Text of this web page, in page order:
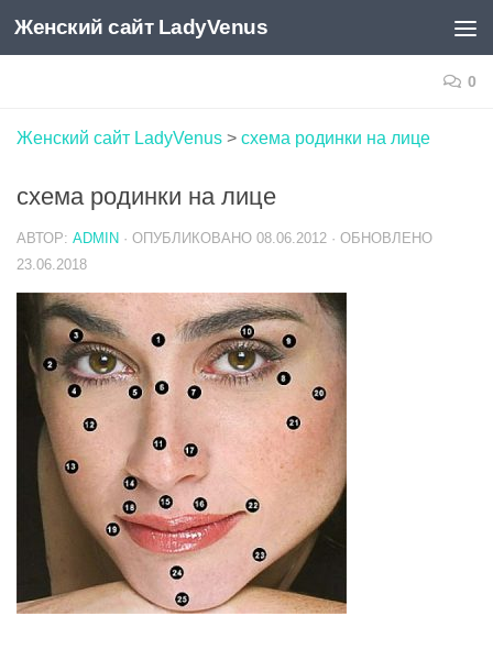
Skip to content
Женский сайт LadyVenus
0
Женский сайт LadyVenus > схема родинки на лице
схема родинки на лице
АВТОР: ADMIN · ОПУБЛИКОВАНО 08.06.2012 · ОБНОВЛЕНО
23.06.2018